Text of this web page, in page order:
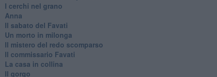
I cerchi nel grano
Anna
Il sabato del Favati
Un morto in milonga
Il mistero del redo scomparso
Il commissario Favati
La casa in collina
Il gorgo